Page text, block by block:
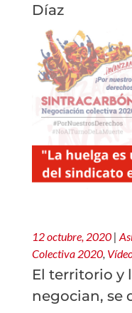
Díaz
12 octubre, 2020 |
Colectiva 2020
El territorio y
negocian, se